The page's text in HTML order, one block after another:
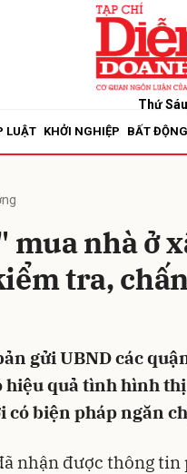
Thứ
LUẬT KHỞI NGHIỆP BẤT
nhà ở
tra,
gửi UBND các
hiệu quả tình hình
có biện pháp ngăn
nhận được thông